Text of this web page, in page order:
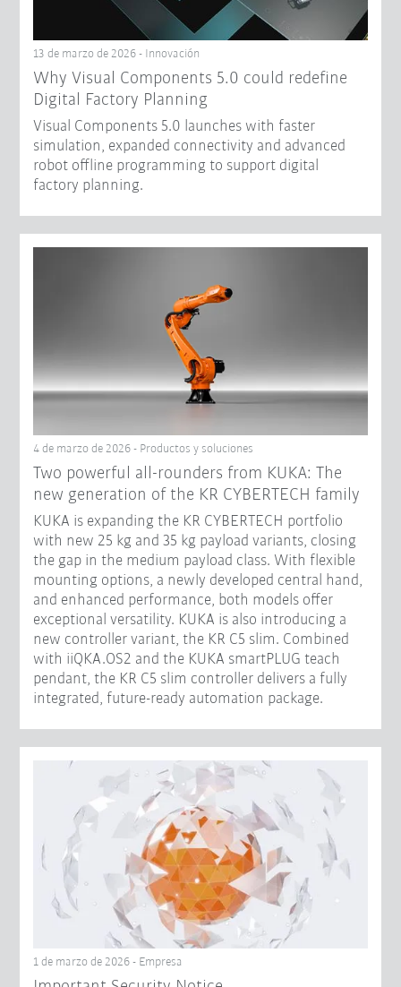
13 de marzo de 2026 - Innovación
Why Visual Components 5.0 could redefine
Digital Factory Planning
Visual Components 5.0 launches with faster
simulation, expanded connectivity and advanced
robot offline programming to support digital
factory planning.
4 de marzo de 2026 - Productos y soluciones
Two powerful all-rounders from KUKA: The
new generation of the KR CYBERTECH family
KUKA is expanding the KR CYBERTECH portfolio
with new 25 kg and 35 kg payload variants, closing
the gap in the medium payload class. With flexible
mounting options, a newly developed central hand,
and enhanced performance, both models offer
exceptional versatility. KUKA is also introducing a
new controller variant, the KR C5 slim. Combined
with iiQKA.OS2 and the KUKA smartPLUG teach
pendant, the KR C5 slim controller delivers a fully
integrated, future-ready automation package.
1 de marzo de 2026 - Empresa